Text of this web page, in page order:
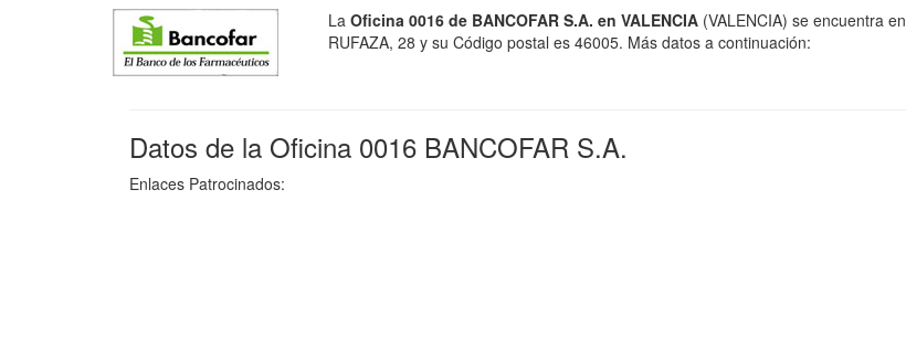
La Oficina 0016 de BANCOFAR S.A. en VALENCIA (VALENCIA) se encuentra en
RUFAZA, 28 y su Código postal es 46005. Más datos a continuación:
Datos de la Oficina 0016 BANCOFAR S.A.
Enlaces Patrocinados: